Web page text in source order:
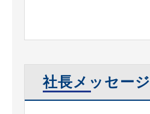
社長メッセージ